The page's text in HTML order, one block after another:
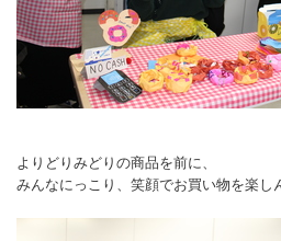
よりどりみどりの商品を前に、
みんなにっこり、笑顔でお買い物を楽し